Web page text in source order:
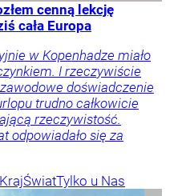
cenną lekcję
cała Europa
w Kopenhadze miało
I rzeczywiście
doświadczenie
trudno całkowicie
rzeczywistość.
odpowiadało się za
KrajŚwiatTylko u Nas